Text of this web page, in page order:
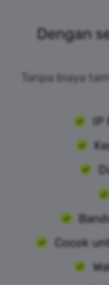
Dengan
Tanpa biaya
IP
Cocok